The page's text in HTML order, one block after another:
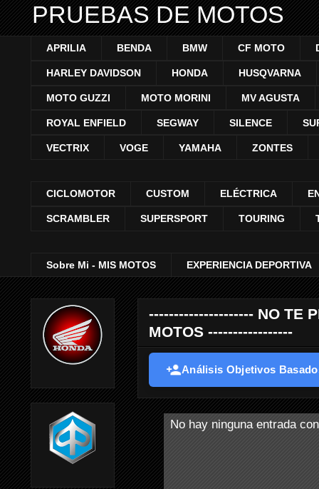
PRUEBAS DE MOTOS
APRILIA BENDA BMW CF MOTO
HARLEY DAVIDSON HONDA HUSQVARNA
MOTO GUZZI MOTO MORINI MV AGUSTA
ROYAL ENFIELD SEGWAY SILENCE
VECTRIX VOGE YAMAHA ZONTES
CICLOMOTOR CUSTOM ELÉCTRICA
SCRAMBLER SUPERSPORT TOURING
Sobre Mi - MIS MOTOS EXPERIENCIA DEPORTIVA
--------------------- NO TE
MOTOS -----------------
Análisis Objetivos
No hay ninguna entrada